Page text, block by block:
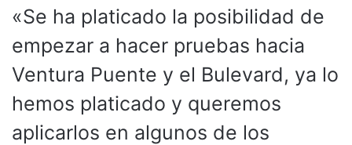
«Se ha platicado la posibilidad de
empezar a hacer pruebas hacia
Ventura Puente y el Bulevard, ya lo
hemos platicado y queremos
aplicarlos en algunos de los